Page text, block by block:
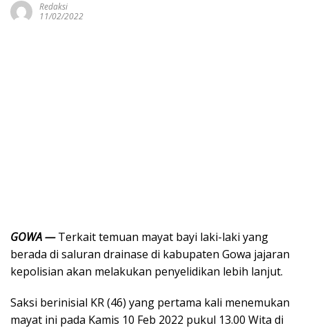
Redaksi
11/02/2022
GOWA —Terkait temuan mayat bayi laki-laki yang
berada di saluran drainase di kabupaten Gowa jajaran
kepolisian akan melakukan penyelidikan lebih lanjut.
Saksi berinisial KR (46) yang pertama kali menemukan
mayat ini pada Kamis 10 Feb 2022 pukul 13.00 Wita di